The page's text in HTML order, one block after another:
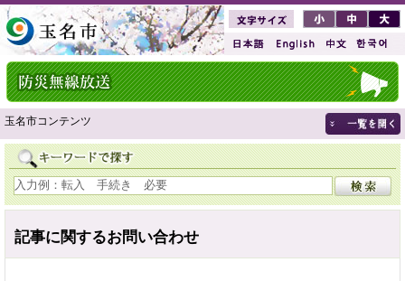
玉名市コンテンツ
記事に関するお問い合わせ